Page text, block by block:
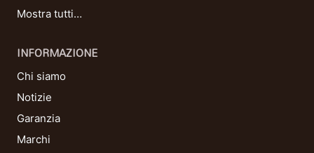
Mostra tutti…
INFORMAZIONE
Chi siamo
Notizie
Garanzia
Marchi